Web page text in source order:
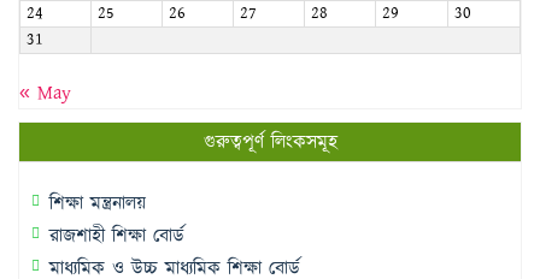
24
25 26 27 28 29
30
31
« May
গুরুত্বপূর্ণ লিংকসমূহ
শিক্ষা মন্ত্রনালয়
রাজশাহী শিক্ষা বোর্ড
মাধ্যমিক ও উচ্চ মাধ্যমিক শিক্ষা বোর্ড